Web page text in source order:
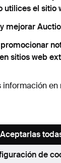
ser…
21
utilices el sitio
mejorar
sitios web
información en
de
Aceptarlas